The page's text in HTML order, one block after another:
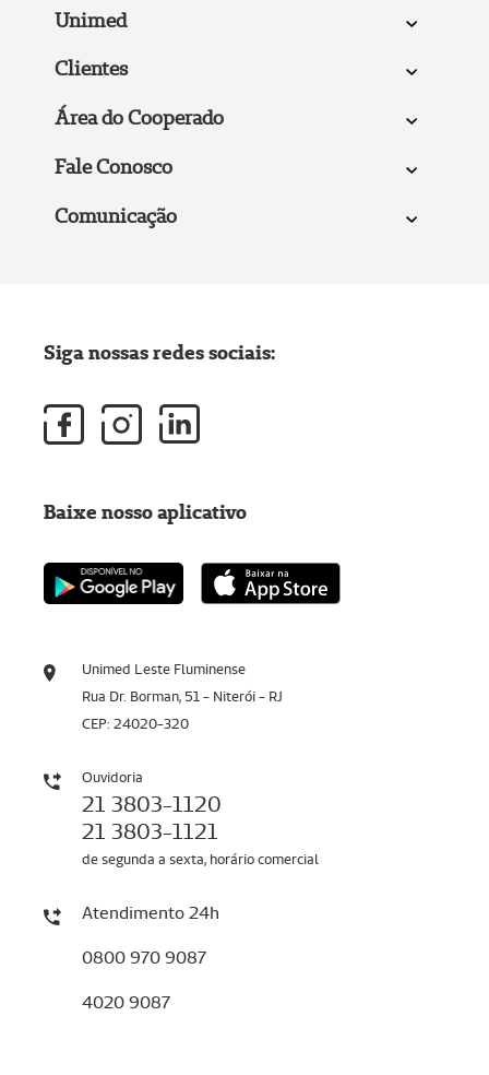
Unimed
Clientes
Área do Cooperado
Fale Conosco
Comunicação
Unimed Leste Fluminense
Rua Dr. Borman, 51 - Niterói - RJ
CEP: 24020-320
Ouvidoria
21 3803-1120
21 3803-1121
de segunda a sexta, horário comercial
Atendimento 24h
0800 970 9087
4020 9087
Siga nossas redes sociais:
Baixe nosso aplicativo